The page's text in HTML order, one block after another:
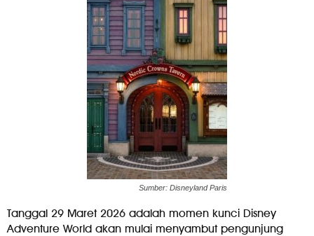
Sumber: Disneyland Paris
Tanggal 29 Maret 2026 adalah momen kunci Disney
Adventure World akan mulai menyambut pengunjung